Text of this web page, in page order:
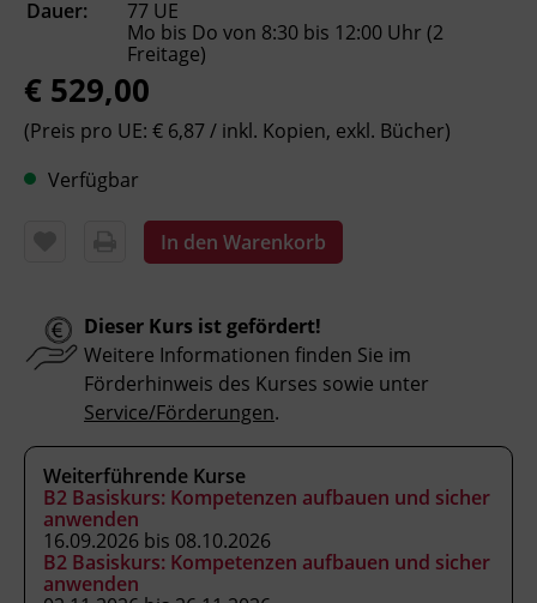
Leitung
Fachtrainer_in
Abschluss
Bitte beachten Sie, dass an offiziellen
österreichischen Feiertagen keine Kurse
stattfinden. Ausfallende Termine werden
innerhalb der Kursdauer mittels
eingeholt.
Veranstaltungsort
BFI Tirol Bildungszentrum
Ing.-Etzel-Straße 7
Dauer:
77 UE
Mo bis Do von 8:30 bis 12:00 Uhr (2
Freitage)
€ 529,00
(Preis pro UE: € 6,87 / inkl. Kopien, exkl. Bücher)
Verfügbar
In den Warenkorb
Dieser Kurs ist gefördert!
Weitere Informationen finden Sie im
Förderhinweis des Kurses sowie unter
Service/Förderungen.
Weiterführende Kurse
B2 Basiskurs: Kompetenzen aufbauen und sicher
anwenden
16.09.2026 bis 08.10.2026
B2 Basiskurs: Kompetenzen aufbauen und sicher
anwenden